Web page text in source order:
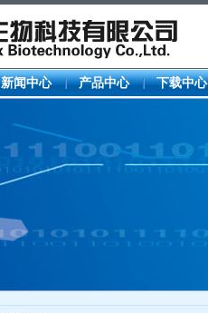
新闻中心 产品中心 下载中心